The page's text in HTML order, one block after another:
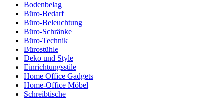
Bodenbelag
Büro-Bedarf
Büro-Beleuchtung
Büro-Schränke
Büro-Technik
Bürostühle
Deko und Style
Einrichtungsstile
Home Office Gadgets
Home-Office Möbel
Schreibtische